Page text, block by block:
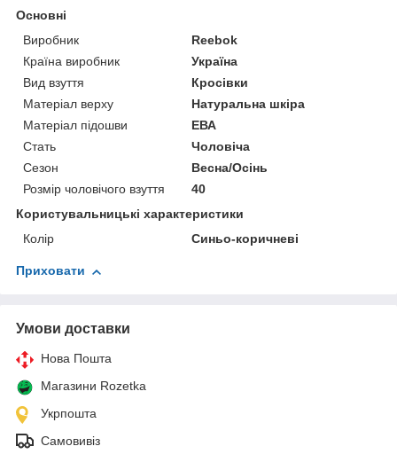
Основні
Виробник
Reebok
Країна виробник
Україна
Вид взуття
Кросівки
Матеріал верху
Натуральна шкіра
Матеріал підошви
ЕВА
Стать
Чоловіча
Сезон
Весна/Осінь
Розмір чоловічого взуття
40
Користувальницькі характеристики
Колір
Синьо-коричневі
Приховати
Умови доставки
Нова Пошта
Магазини Rozetka
Укрпошта
Самовивіз